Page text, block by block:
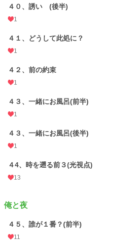
４０、誘い (後半)
1
４１、どうして此処に？
1
４２、前の約束
1
４３、一緒にお風呂(前半)
1
４３、一緒にお風呂(後半)
1
４4、時を遡る前３(光視点)
13
俺と夜
４５、誰が１番？(前半)
11